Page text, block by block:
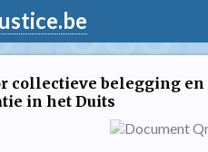
collectieve belegging en
in het Duits